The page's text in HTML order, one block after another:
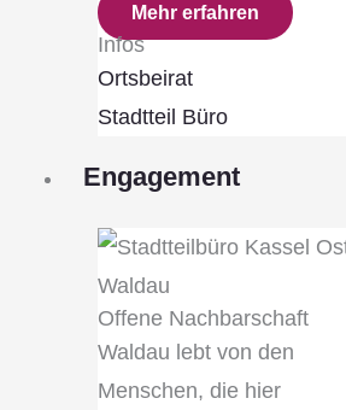
Mehr erfahren
Infos
Ortsbeirat
Stadtteil Büro
Engagement
Offene Nachbarschaft
Waldau lebt von den
Menschen, die hier